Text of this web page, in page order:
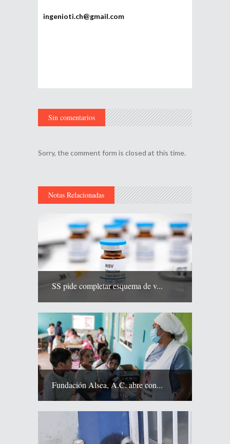
ingenioti.ch@gmail.com
Sin comentarios
Sorry, the comment form is closed at this time.
Notas Relacionadas
SS pide completar esquema de v...
Fundación Alsea, A.C. abre con...